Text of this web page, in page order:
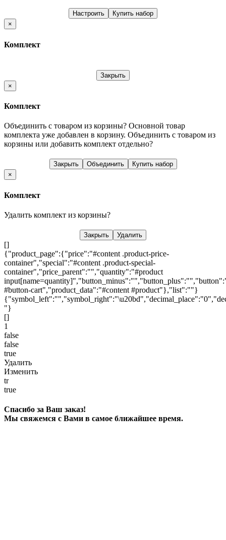
Настроить
Купить набор
×
Комплект
Закрыть
×
Комплект
Объединить с товаром из корзины? Основной товар
комплекта уже добавлен в корзину. Объединить с товаром из
корзины или добавить комплект отдельно?
Закрыть Объединить
Купить набор
×
Комплект
Удалить комплект из корзины?
Закрыть Удалить
[]
{"product_page":{"price":"#content .product-price-
container","special":"#content .product-special-
container","price_parent":"","quantity":"#product
#button-cart","product_data":"#content #product"},"list":""}
"}
[]
1
false
false
true
Удалить
Изменить
tr
true
Спасибо за Ваш заказ!
Мы свяжемся с Вами в самое ближайшее время.